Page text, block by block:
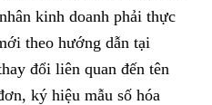
kinh doanh phải thực
theo hướng dẫn tại
đổi liên quan đến tên
ký hiệu mẫu số hóa